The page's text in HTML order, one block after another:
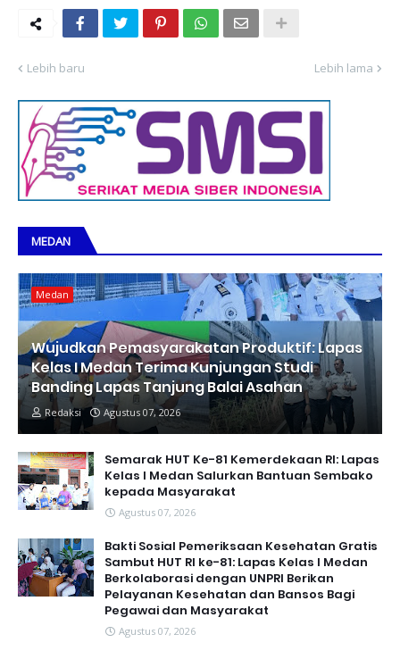
Lebih baru Lebih lama
MEDAN
Medan
Wujudkan Pemasyarakatan Produktif: Lapas
Kelas I Medan Terima Kunjungan Studi
Banding Lapas Tanjung Balai Asahan
Redaksi Agustus 07, 2026
Semarak HUT Ke-81 Kemerdekaan RI: Lapas
Kelas I Medan Salurkan Bantuan Sembako
kepada Masyarakat
Agustus 07, 2026
Bakti Sosial Pemeriksaan Kesehatan Gratis
Sambut HUT RI ke-81: Lapas Kelas I Medan
Berkolaborasi dengan UNPRI Berikan
Pelayanan Kesehatan dan Bansos Bagi
Pegawai dan Masyarakat
Agustus 07, 2026